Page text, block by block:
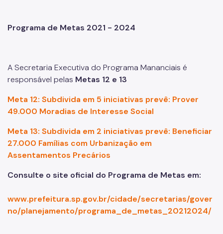
Programa de Metas 2021 - 2024
A Secretaria Executiva do Programa Mananciais é
responsável pelas Metas 12 e 13
Meta 12: Subdivida em 5 iniciativas prevê: Prover
49.000 Moradias de Interesse Social
Meta 13: Subdivida em 2 iniciativas prevê: Beneficiar
27.000 Famílias com Urbanização em
Assentamentos Precários
Consulte o site oficial do Programa de Metas em:
www.prefeitura.sp.gov.br/cidade/secretarias/gover
no/planejamento/programa_de_metas_20212024/